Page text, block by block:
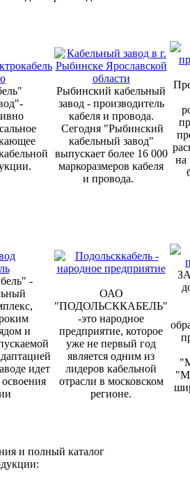
Рыбинский кабельный
завод - производитель
кабеля и провода.
Сегодня "Рыбинский
кабельный завод"
выпускает более 16 000
маркоразмеров кабеля
и провода.
на
-
и
идет
ОАО
"ПОДОЛЬСККАБЕЛЬ"
-это народное
предприятие, которое
уже не первый год
является одним из
лидеров кабельной
отрасли в московском
регионе.
и полный каталог